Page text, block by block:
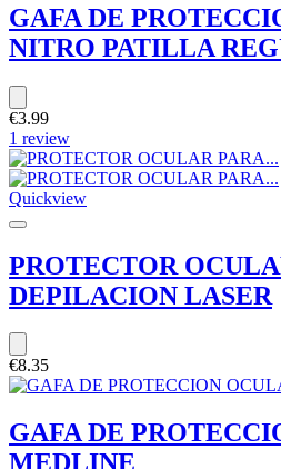
GAFA DE
NITRO PATILLA
€3.99
1 review
Quickview
PROTECTOR
DEPILACION LASER
€8.35
GAFA DE
MEDLINE